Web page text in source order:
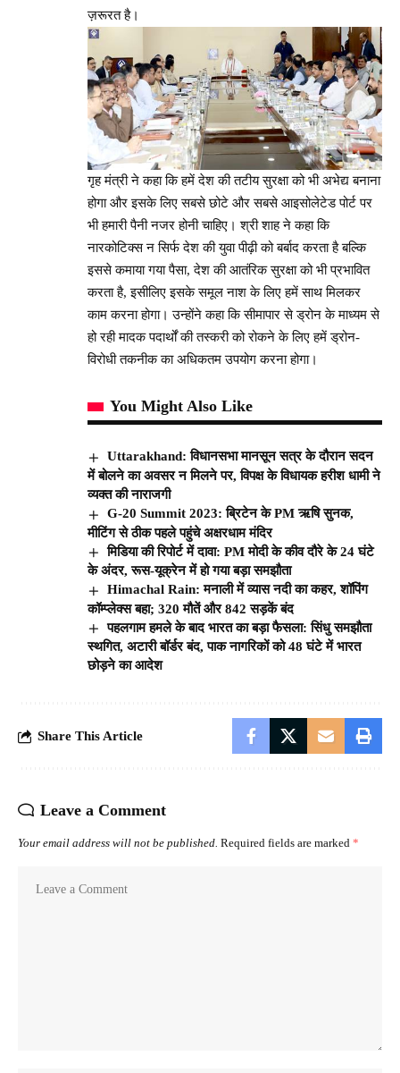
ज़रूरत है।
गृह मंत्री ने कहा कि हमें देश की तटीय सुरक्षा को भी अभेद्य बनाना
होगा और इसके लिए सबसे छोटे और सबसे आइसोलेटेड पोर्ट पर
भी हमारी पैनी नजर होनी चाहिए। श्री शाह ने कहा कि
नारकोटिक्स न सिर्फ देश की युवा पीढ़ी को बर्बाद करता है बल्कि
इससे कमाया गया पैसा, देश की आतंरिक सुरक्षा को भी प्रभावित
करता है, इसीलिए इसके समूल नाश के लिए हमें साथ मिलकर
काम करना होगा। उन्होंने कहा कि सीमापार से ड्रोन के माध्यम से
हो रही मादक पदार्थों की तस्करी को रोकने के लिए हमें ड्रोन-
विरोधी तकनीक का अधिकतम उपयोग करना होगा।
You Might Also Like
Uttarakhand: विधानसभा मानसून सत्र के दौरान सदन
में बोलने का अवसर न मिलने पर, विपक्ष के विधायक हरीश धामी ने
व्यक्त की नाराजगी
G-20 Summit 2023: ब्रिटेन के PM ऋषि सुनक,
मीटिंग से ठीक पहले पहुंचे अक्षरधाम मंदिर
मिडिया की रिपोर्ट में दावा: PM मोदी के कीव दौरे के 24 घंटे
के अंदर, रूस-यूक्रेन में हो गया बड़ा समझौता
Himachal Rain: मनाली में व्यास नदी का कहर, शॉपिंग
कॉम्प्लेक्स बहा; 320 मौतें और 842 सड़कें बंद
पहलगाम हमले के बाद भारत का बड़ा फैसला: सिंधु समझौता
स्थगित, अटारी बॉर्डर बंद, पाक नागरिकों को 48 घंटे में भारत
छोड़ने का आदेश
Share This Article
Leave a Comment
Your email address will not be published. Required fields are marked *